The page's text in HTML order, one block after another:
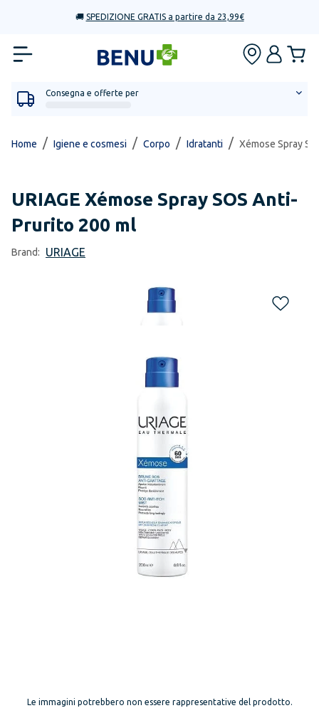
🚚 SPEDIZIONE GRATIS a partire da 23,99€
Consegna e offerte per
Home / Igiene e cosmesi / Corpo / Idratanti / Xémose Spray
URIAGE Xémose Spray SOS Anti-
Prurito 200 ml
Brand: URIAGE
Le immagini potrebbero non essere rappresentative del prodotto.